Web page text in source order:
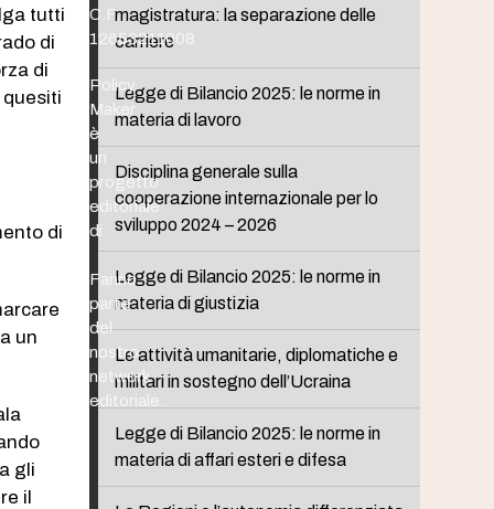
tutti
di
di
quesiti
di
un
gli
il
magistratura: la separazione delle
carriere
Legge di Bilancio 2025: le norme in
materia di lavoro
Disciplina generale sulla
cooperazione internazionale per lo
sviluppo 2024 – 2026
Legge di Bilancio 2025: le norme in
materia di giustizia
Le attività umanitarie, diplomatiche e
militari in sostegno dell’Ucraina
Legge di Bilancio 2025: le norme in
materia di affari esteri e difesa
C.F.
12653211008
Policy
Maker
è
un
progetto
editoriale
di
Fanno
parte
del
nostro
network
editoriale: